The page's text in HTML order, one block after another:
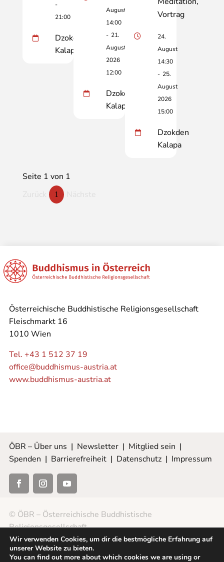
-
21:00
Dzokden
Kalapa
August
14:00
- 21.
August
2026
12:00
Dzokden
Kalapa
Vortrag
24.
August
14:30
- 25.
August
2026
15:00
Dzokden
Kalapa
Seite 1 von 1
1
Österreichische Buddhistische Religionsgesellschaft
Fleischmarkt 16
1010 Wien
Tel. +43 1 512 37 19
office@buddhismus-austria.at
www.buddhismus-austria.at
ÖBR – Über uns | Newsletter| Mitglied sein |
Spenden | Barrierefreiheit| Datenschutz| Impressum
© ÖBR – Österreichische Buddhistische
Religionsgesellschaft
Wir verwenden Cookies, um dir die bestmögliche Erfahrung auf
unserer Website zu bieten.
You can find out more about which cookies we are using or